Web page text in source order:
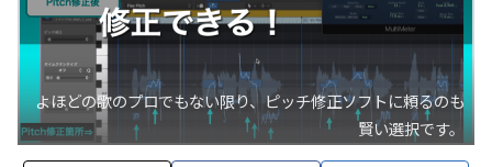
よほどの歌のプロでもない限り、ピッチ修正ソフトに頼るのも
賢い選択です。